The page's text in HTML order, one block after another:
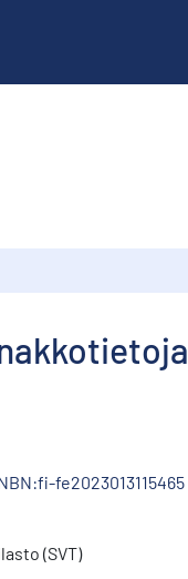
fe2023013115465
(SVT)